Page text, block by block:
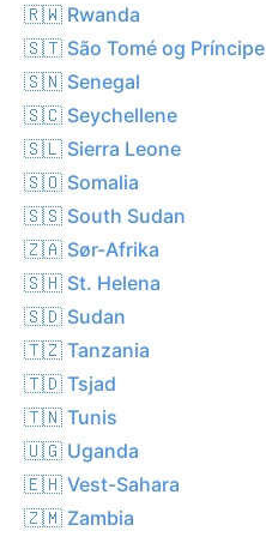
🇷🇼 Rwanda
🇸🇹 São Tomé og Príncipe
🇸🇳 Senegal
🇸🇨 Seychellene
🇸🇱 Sierra Leone
🇸🇴 Somalia
🇸🇸 South Sudan
🇿🇦 Sør-Afrika
🇸🇭 St. Helena
🇸🇩 Sudan
🇹🇿 Tanzania
🇹🇩 Tsjad
🇹🇳 Tunis
🇺🇬 Uganda
🇪🇭 Vest-Sahara
🇿🇲 Zambia